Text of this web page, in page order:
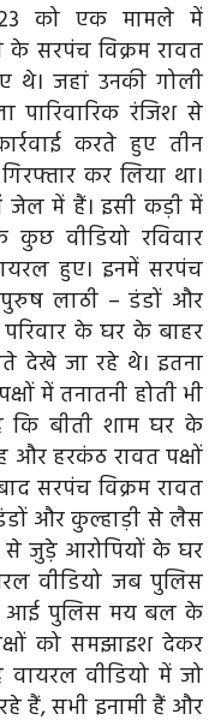
को एक मामले में
के सरपंच विक्रम रावत
जहां उनकी गोली
पारिवारिक रंजिश से
करते हुए तीन
कर लिया था।
जेल में हैं। इसी कड़ी में
कुछ वीडियो रविवार
हुए। इनमें सरपंच
लाठी – डंडों और
के घर के बाहर
देखे जा रहे थे। इतना
में तनातनी होती भी
कि बीती शाम घर के
हरकंठ रावत पक्षों
सरपंच विक्रम रावत
और कुल्हाड़ी से लैस
से जुड़े आरोपियों के घर
वीडियो जब पुलिस
आई पुलिस मय बल के
को समझाइश देकर
वायरल वीडियो में जो
हैं, सभी इनामी हैं और